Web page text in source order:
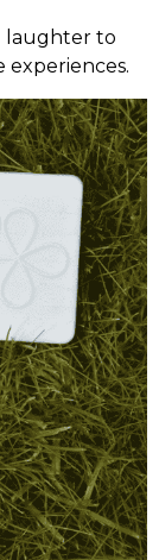
laughter to